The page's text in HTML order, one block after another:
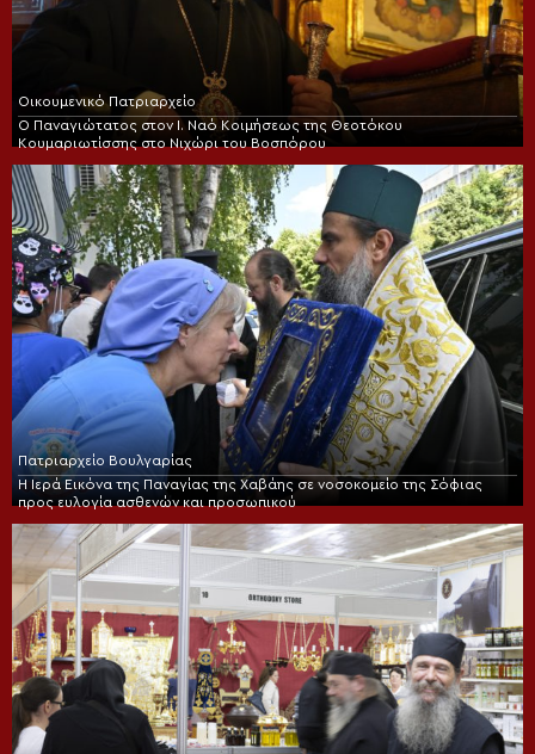
Οικουμενικό Πατριαρχείο
Ο Παναγιώτατος στον Ι. Ναό Κοιμήσεως της Θεοτόκου
Κουμαριωτίσσης στο Νιχώρι του Βοσπόρου
Πατριαρχείο Βουλγαρίας
Η Ιερά Εικόνα της Παναγίας της Χαβάης σε νοσοκομείο της Σόφιας
προς ευλογία ασθενών και προσωπικού